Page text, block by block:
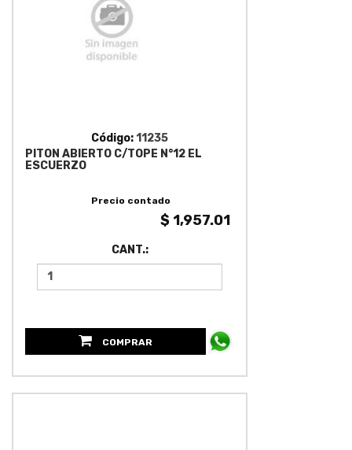
Código:11235
PITON ABIERTO C/TOPE N°12 EL
ESCUERZO
Precio contado
$ 1,957.01
CANT.:
COMPRAR